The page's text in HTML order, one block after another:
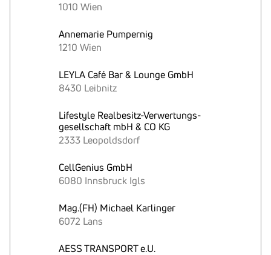
1010 Wien
Annemarie Pumpernig
1210 Wien
LEYLA Café Bar & Lounge GmbH
8430 Leibnitz
Lifestyle Realbesitz-Verwertungs-
gesellschaft mbH & CO KG
2333 Leopoldsdorf
CellGenius GmbH
6080 Innsbruck Igls
Mag.(FH) Michael Karlinger
6072 Lans
AESS TRANSPORT e.U.